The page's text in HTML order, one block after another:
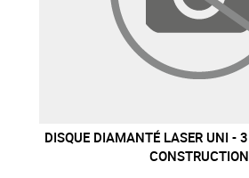
DISQUE DIAMANTÉ LASER UNI -
CONSTRUCTION